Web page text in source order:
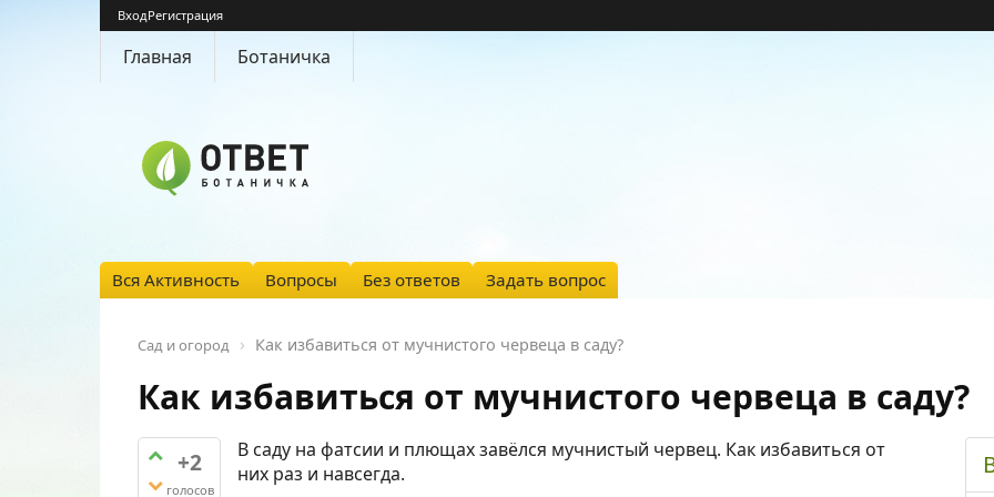
ВходРегистрация
Главная Ботаничка
Вся Активность Вопросы Без ответов Задать вопрос
Сад и огород Как избавиться от мучнистого червеца в саду?
Как избавиться от мучнистого червеца в саду?
+2
голосов
В саду на фатсии и плющах завёлся мучнистый червец. Как избавиться от
них раз и навсегда.